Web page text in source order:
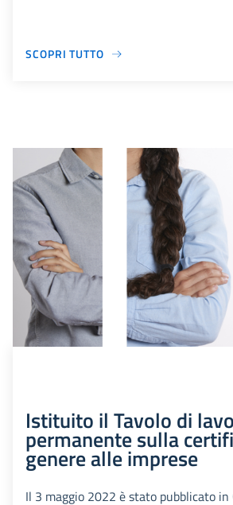
SCOPRI TUTTO
Istituito il Tavolo di
permanente sulla
genere alle imprese
Il 3 maggio 2022 è stato pubblicato in